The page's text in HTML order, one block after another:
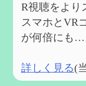
R視聴をより
スマホとVR
が何倍にも…
詳しく見る(